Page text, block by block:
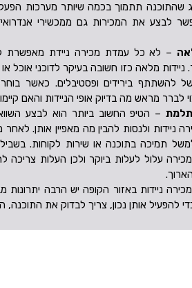
שהתוכנה תתמוך בכמה שיותר מערכות
לבצע את המכירות גם ממכשירי
– לא כל עמדת מכירה ניידת מאפשרת
ניידות מלאה כזו חשובה בעיקר לדוכני אוכל
להשתתף בירידים ופסטיבלים. כאשר
לברר מראש מה בדיוק אופי הניידות והאם
– הטיפ החשוב ביותר הוא לבצע
ניידות ולנסות להבין מה מאפיין אותן.
תמיכה בתוכנה או שירות לקוחות. בשביל
עלול לעלות ביוקר ולכן העלות
ניידות באזור הקופה יש הרבה יתרונות
להפעיל אותן נכון, צריך לבדוק את התוכנה,